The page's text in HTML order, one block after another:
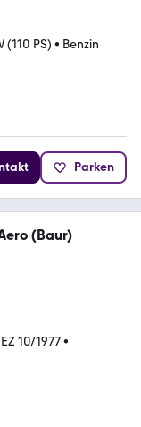
(110 PS) • Benzin
Parken
(Baur)
EZ 10/1977•